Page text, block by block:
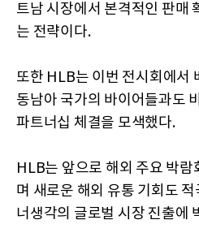
트남 시장에서 본격적인 판매
는 전략이다.
또한 HLB는 이번 전시회에서
동남아 국가의 바이어들과도
파트너십 체결을 모색했다.
HLB는 앞으로 해외 주요 박
며 새로운 해외 유통 기회도 적
너생각의 글로벌 시장 진출에